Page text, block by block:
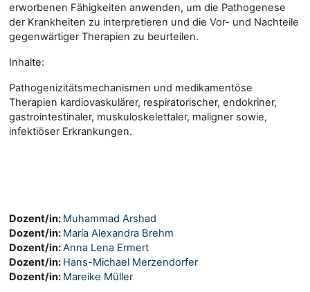
erworbenen Fähigkeiten anwenden, um die Pathogenese
der Krankheiten zu interpretieren und die Vor- und Nachteile
gegenwärtiger Therapien zu beurteilen.
Inhalte:
Pathogenizitätsmechanismen und medikamentöse
Therapien kardiovaskulärer, respiratorischer, endokriner,
gastrointestinaler, muskuloskelettaler, maligner sowie,
infektiöser Erkrankungen.
Dozent/in: Muhammad Arshad
Dozent/in: Maria Alexandra Brehm
Dozent/in:Anna Lena Ermert
Dozent/in: Hans-Michael Merzendorfer
Dozent/in: Mareike Müller